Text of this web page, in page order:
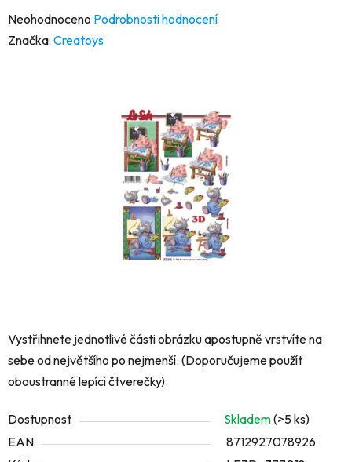
Vystřihnete jednotlivé části obrázku apostupně vrstvíte na
sebe od největšího po nejmenší. (Doporučujeme použít
oboustranné lepící čtverečky).
Dostupnost Skladem(>5 ks)
EAN
8712927078926
Průměrné
hodnocení
Neohodnoceno Podrobnosti hodnocení
Značka: Creatoys